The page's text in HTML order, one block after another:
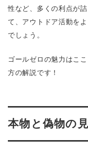
性など、多くの利点が
て、アウトドア活動を
でしょう。
ゴールゼロの魅力はこ
方の解説です！
本物と偽物の